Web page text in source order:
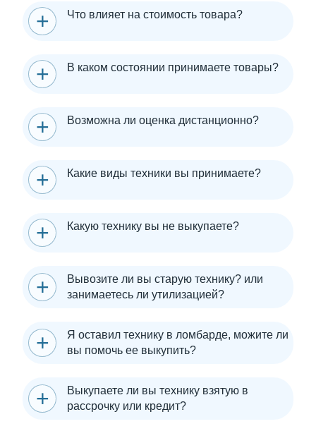
Что влияет на стоимость товара?
В каком состоянии принимаете товары?
Возможна ли оценка дистанционно?
Какие виды техники вы принимаете?
Какую технику вы не выкупаете?
Вывозите ли вы старую технику? или
занимаетесь ли утилизацией?
Я оставил технику в ломбарде, можите ли
вы помочь ее выкупить?
Выкупаете ли вы технику взятую в
рассрочку или кредит?